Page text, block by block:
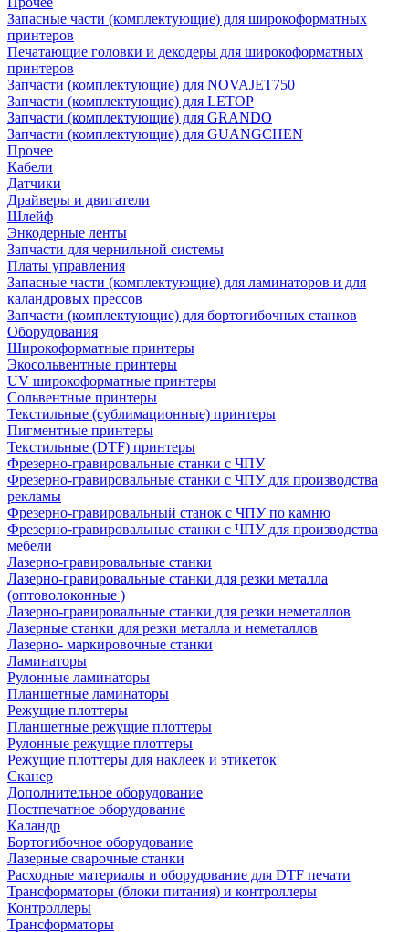
Запасные части (комплектующие) для широкоформатных
принтеров
Печатающие головки и декодеры для широкоформатных
принтеров
Запчасти (комплектующие) для NOVAJET750
Запчасти (комплектующие) для LETOP
Запчасти (комплектующие) для GRANDO
Запчасти (комплектующие) для GUANGCHEN
Прочее
Кабели
Датчики
Драйверы и двигатели
Шлейф
Энкодерные ленты
Запчасти для чернильной системы
Платы управления
Запасные части (комплектующие) для ламинаторов и для
каландровых прессов
Запчасти (комплектующие) для бортогибочных станков
Оборудования
Широкоформатные принтеры
Экосольвентные принтеры
UV широкоформатные принтеры
Сольвентные принтеры
Текстильные (сублимационные) принтеры
Пигментные принтеры
Текстильные (DTF) принтеры
Фрезерно-гравировальные станки с ЧПУ
Фрезерно-гравировальные станки с ЧПУ для производства
рекламы
Фрезерно-гравировальный станок с ЧПУ по камню
Фрезерно-гравировальные станки с ЧПУ для производства
мебели
Лазерно-гравировальные станки
Лазерно-гравировальные станки для резки металла
(оптоволоконные )
Лазерно-гравировальные станки для резки неметаллов
Лазерные станки для резки металла и неметаллов
Лазерно- маркировочные станки
Ламинаторы
Рулонные ламинаторы
Планшетные ламинаторы
Режущие плоттеры
Планшетные режущие плоттеры
Рулонные режущие плоттеры
Режущие плоттеры для наклеек и этикеток
Сканер
Дополнительное оборудование
Постпечатное оборудование
Каландр
Бортогибочное оборудование
Лазерные сварочные станки
Расходные материалы и оборудование для DTF печати
Трансформаторы (блоки питания) и контроллеры
Контроллеры
Трансформаторы